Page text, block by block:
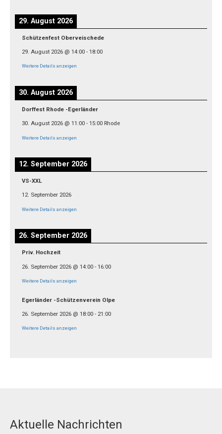
29. August 2026
Schützenfest Oberveischede
29. August 2026 @ 14:00 - 18:00
Weitere Details anzeigen
30. August 2026
Dorffest Rhode -Egerländer
30. August 2026 @ 11:00 - 15:00 Rhode
Weitere Details anzeigen
12. September 2026
VS-XXL
12. September 2026
Weitere Details anzeigen
26. September 2026
Priv. Hochzeit
26. September 2026 @ 14:00 - 16:00
Weitere Details anzeigen
Egerländer -Schützenverein Olpe
26. September 2026 @ 18:00 - 21:00
Weitere Details anzeigen
Aktuelle Nachrichten